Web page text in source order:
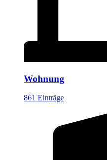
Wohnung
861 Einträge